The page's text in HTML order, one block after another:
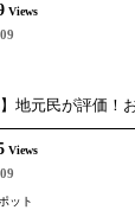
Views
地元民が評価！
Views
ット